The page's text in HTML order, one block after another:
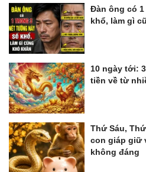
Đàn ông có
khổ, làm gì
10 ngày tới:
tiền về từ
Thứ Sáu,
con giáp giữ
không đáng